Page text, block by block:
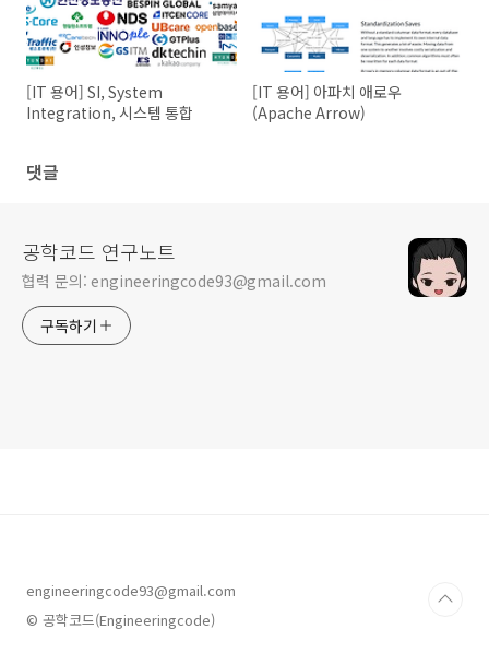
[IT 용어] SI, System
Integration, 시스템 통합
[IT 용어] 아파치 애로우
(Apache Arrow)
댓글
공학코드 연구노트
협력 문의: engineeringcode93@gmail.com
구독하기
engineeringcode93@gmail.com
© 공학코드(Engineeringcode)